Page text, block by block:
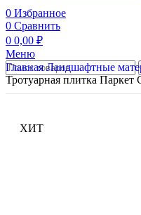
0 Избранное
0 Сравнить
0 0,00 ₽
Меню
ГлавнаяЛандшафтные
Тротуарная плитка
ХИТ